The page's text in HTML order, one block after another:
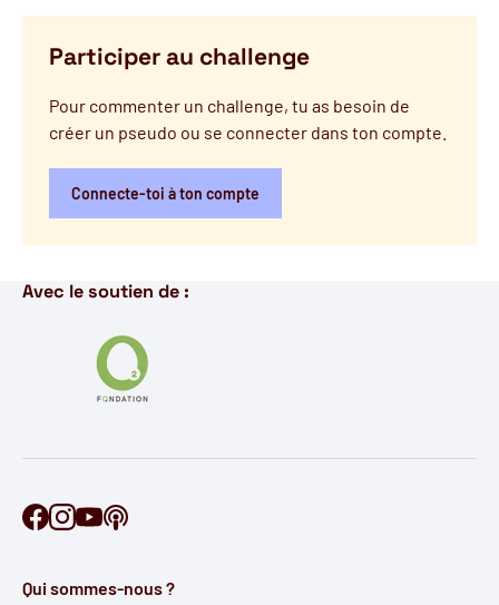
Participer au challenge
Pour commenter un challenge, tu as besoin de
créer un pseudo ou se connecter dans ton compte.
Connecte-toi à ton compte
Avec le soutien de :
Retrouve Ontécoute sur Facebook
Retrouve Ontécoute sur Instagram
Retrouve Ontécoute sur YouTube
Qui sommes-nous ?